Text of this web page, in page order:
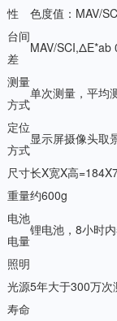
性
色度值：MAV/
台间
差
MAV/SCI,ΔE*ab
测量
方式
单次测量，平均
定位
方式
显示屏摄像头取
尺寸长X宽X高
重量约600g
电池
电量
锂电池，8小时
照明
光源
寿命
5年大于300万次